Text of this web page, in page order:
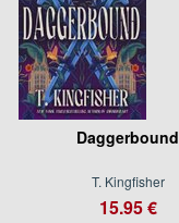
Daggerbound
T. Kingfisher
15.95 €